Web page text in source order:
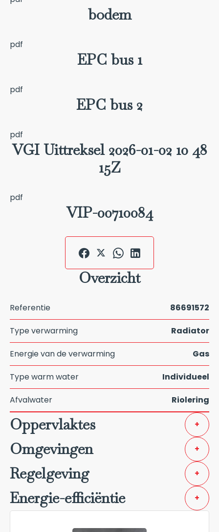
bodem
pdf
EPC bus 1
pdf
EPC bus 2
pdf
VGI Uittreksel 2026-01-02 10 48
15Z
pdf
VIP-00710084
Overzicht
Referentie 86691572
Type verwarming Radiator
Energie van de verwarming Gas
Type warm water Individueel
Afvalwater Riolering
Oppervlaktes +
Omgevingen +
Regelgeving +
Energie-efficiëntie +